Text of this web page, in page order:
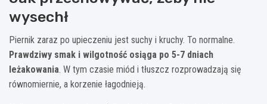
wysechł
Piernik zaraz po upieczeniu jest suchy i kruchy. To normalne.
Prawdziwy smak i wilgotność osiąga po 5-7 dniach
leżakowania. W tym czasie miód i tłuszcz rozprowadzają się
równomiernie, a korzenie łagodnieją.